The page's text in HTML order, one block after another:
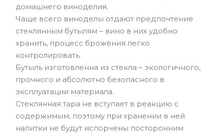
домашнего виноделия.
Чаще всего виноделы отдают предпочтение
стеклянным бутылям – вино в них удобно
хранить, процесс брожения легко
контролировать.
Бутыль изготовленна из стекла – экологичного,
прочного и абсолютно безопасного в
эксплуатации материала.
Стеклянная тара не вступает в реакцию с
содержимым, поэтому при хранении в ней
напитки не будут испорчены посторонним